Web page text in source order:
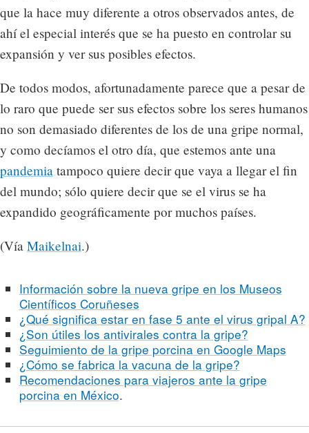
que la hace muy diferente a otros observados antes, de
ahí el especial interés que se ha puesto en controlar su
expansión y ver sus posibles efectos.
De todos modos, afortunadamente parece que a pesar de
lo raro que puede ser sus efectos sobre los seres humanos
no son demasiado diferentes de los de una gripe normal,
y como decíamos el otro día, que estemos ante una
pandemia tampoco quiere decir que vaya a llegar el fin
del mundo; sólo quiere decir que se el virus se ha
expandido geográficamente por muchos países.
(Vía Maikelnai.)
Información sobre la nueva gripe en los Museos
Científicos Coruñeses
¿Qué significa estar en fase 5 ante el virus gripal A?
¿Son útiles los antivirales contra la gripe?
Seguimiento de la gripe porcina en Google Maps
¿Cómo se fabrica la vacuna de la gripe?
Recomendaciones para viajeros ante la gripe
porcina en México.